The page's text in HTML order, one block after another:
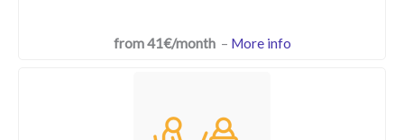
from 41€/month – More info